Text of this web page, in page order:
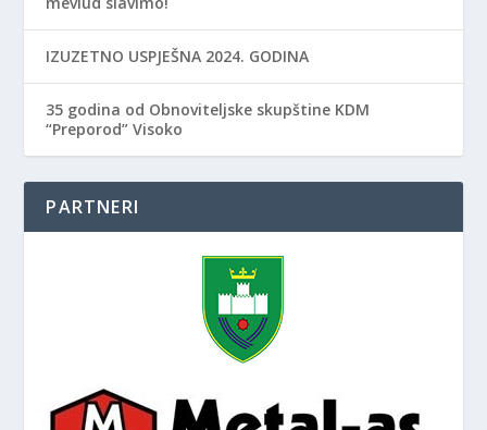
IZUZETNO USPJEŠNA 2024. GODINA
35 godina od Obnoviteljske skupštine KDM
“Preporod” Visoko
PARTNERI